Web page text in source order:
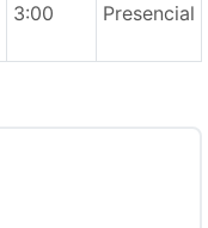
3:00 Presencial